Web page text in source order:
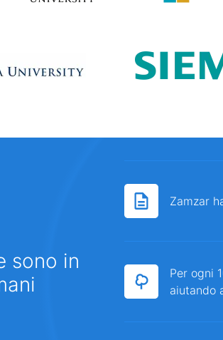
sono in
Zamzar
Per ogni
aiutando